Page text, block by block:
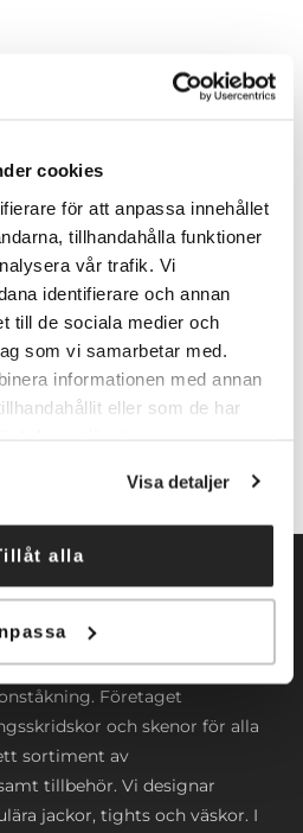
cookies
för att anpassa innehållet
tillhandahålla funktioner
vår trafik. Vi
identifierare och annan
till de sociala medier och
som vi samarbetar med.
informationen med annan
eller som de har
Visa detaljer
alla
(dräkter)
varukorg
sin verksamhet 2009. Vi
Företaget
och skenor för alla
sortiment av
tillbehör. Vi designar
jackor, tights och väskor. I